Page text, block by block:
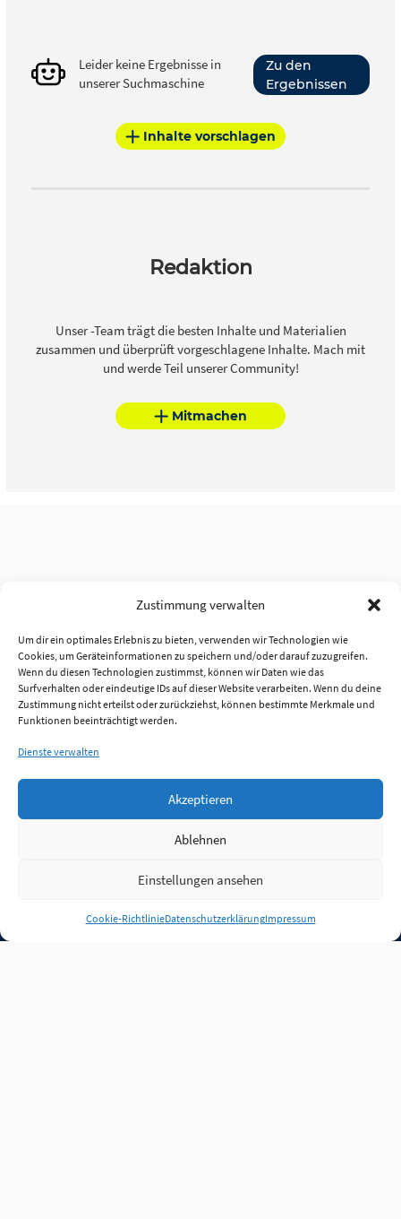
Zustimmung verwalten
Um dir ein optimales Erlebnis zu bieten, verwenden wir Technologien wie
Cookies, um Geräteinformationen zu speichern und/oder darauf zuzugreifen.
Wenn du diesen Technologien zustimmst, können wir Daten wie das
Surfverhalten oder eindeutige IDs auf dieser Website verarbeiten. Wenn du deine
Zustimmung nicht erteilst oder zurückziehst, können bestimmte Merkmale und
Funktionen beeinträchtigt werden.
Dienste verwalten
Akzeptieren
Ablehnen
Einstellungen ansehen
Cookie-RichtlinieDatenschutzerklärungImpressum
Leider keine Ergebnisse in
unserer Suchmaschine
Zu den
Ergebnissen
Inhalte vorschlagen
Redaktion
Unser -Team trägt die besten Inhalte und Materialien
zusammen und überprüft vorgeschlagene Inhalte. Mach mit
und werde Teil unserer Community!
Mitmachen
Anmelden
Jobs Partner FAQ Quellen